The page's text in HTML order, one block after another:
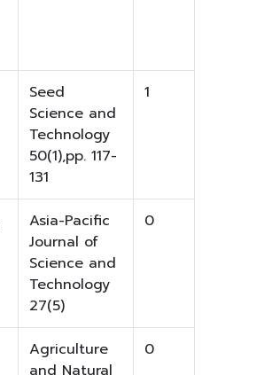
Seed
Science and
Technology
50(1),pp. 117-
131
1
Asia-Pacific
Journal of
Science and
Technology
27(5)
0
Agriculture
and Natural
0